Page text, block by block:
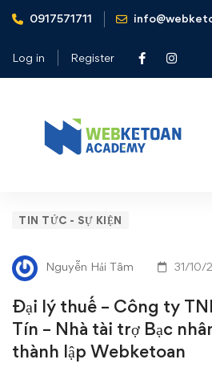
0917571711
Log in Register
Home
Tin tức - Sự kiện
Bạc nhân dịp 15 năm thành lập
Đại
lý
thuế
–
Công
TIN TỨC - SỰ KIỆN
Nguyễn Hải Tâm 31/10/
Đại lý thuế – Công ty
Tín – Nhà tài trợ Bạc
thành lập Webketoan